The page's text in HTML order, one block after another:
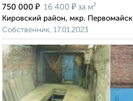
750 000 ₽ 16 400 ₽ за м²
Кировский район, мкр.
Собственник, 17.01.2023